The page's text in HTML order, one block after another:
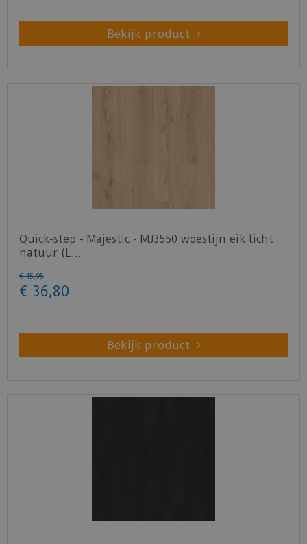
Bekijk product
Quick-step - Majestic - MJ3550 woestijn eik licht
natuur (L…
€ 45,95
€ 36,80
Bekijk product